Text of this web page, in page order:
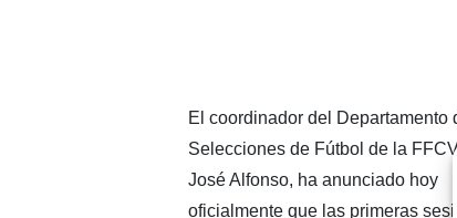
El coordinador del Departamento
Selecciones de Fútbol de la
José Alfonso, ha anunciado hoy
oficialmente que las primeras